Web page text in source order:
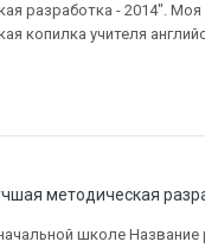
разработка - 2014". Моя
копилка учителя
методическая
школе